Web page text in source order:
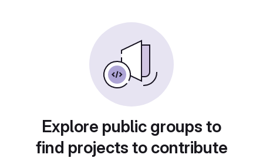
Explore public groups to
find projects to contribute